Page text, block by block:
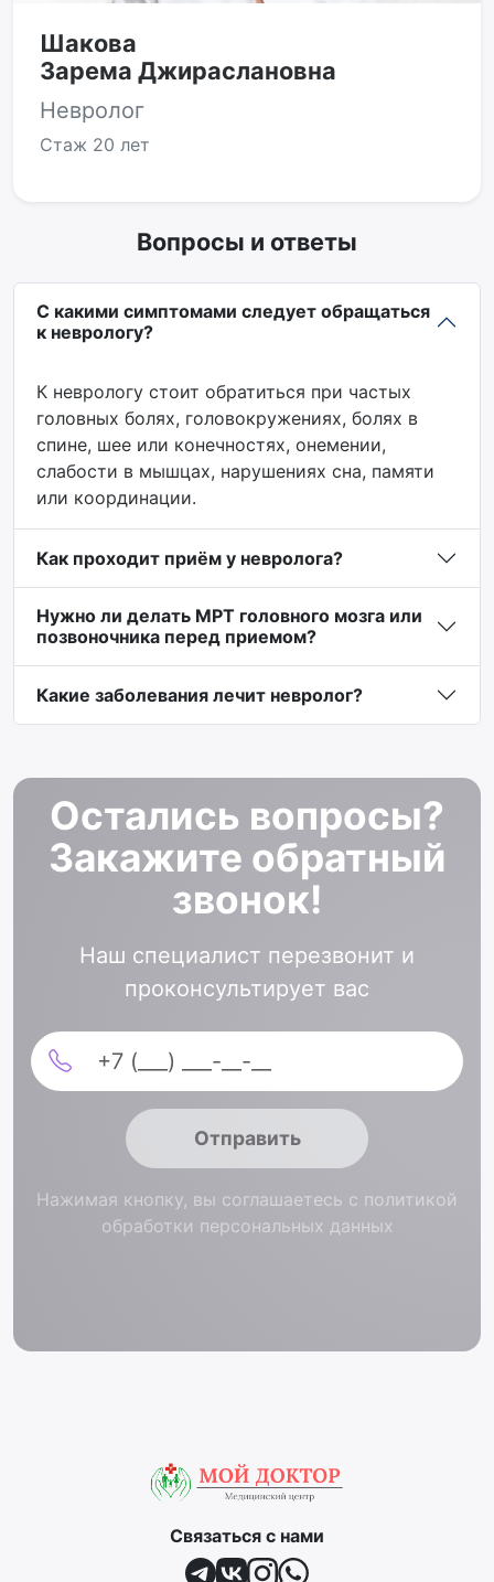
Шакова
Зарема Джираслановна
Невролог
Стаж 20 лет
Вопросы и ответы
С какими симптомами следует обращаться
к неврологу?
К неврологу стоит обратиться при частых
головных болях, головокружениях, болях в
спине, шее или конечностях, онемении,
слабости в мышцах, нарушениях сна, памяти
или координации.
Как проходит приём у невролога?
Нужно ли делать МРТ головного мозга или
позвоночника перед приемом?
Какие заболевания лечит невролог?
Остались вопросы?
Закажите обратный
звонок!
Наш специалист перезвонит и
проконсультирует вас
Отправить
Нажимая кнопку, вы соглашаетесь с политикой
обработки персональных данных
Связаться с нами